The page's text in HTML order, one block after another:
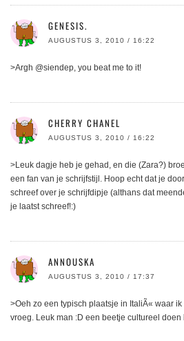
GENESIS.
AUGUSTUS 3, 2010 / 16:22
>Argh @siendep, you beat me to it!
CHERRY CHANEL
AUGUSTUS 3, 2010 / 16:22
>Leuk dagje heb je gehad, en die (Zara?)
een fan van je schrijfstijl. Hoop echt dat je
schreef over je schrijfdipje (althans dat
je laatst schreef!:)
ANNOUSKA
AUGUSTUS 3, 2010 / 17:37
>Oeh zo een typisch plaatsje in ItaliÃ« waar
vroeg. Leuk man :D een beetje cultureel doen